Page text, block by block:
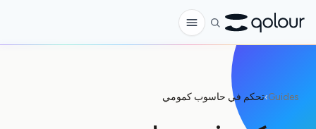
Guides
›تحكم في حاسوب كمومي